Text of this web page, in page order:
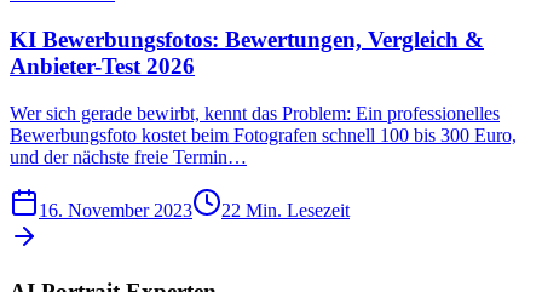
KI Bewerbungsfotos: Bewertungen, Vergleich &
Anbieter-Test 2026
Wer sich gerade bewirbt, kennt das Problem: Ein professionelles
Bewerbungsfoto kostet beim Fotografen schnell 100 bis 300 Euro,
und der nächste freie Termin…
16. November 2023 22 Min. Lesezeit